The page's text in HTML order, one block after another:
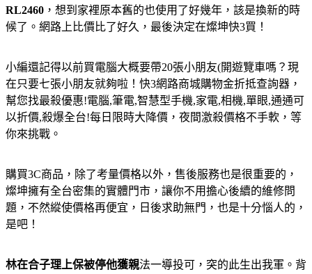
RL2460 ，想到家裡原本舊的也使用了好幾年，該是換新的時
候了。網路上比價比了好久，最後決定在燦坤快3買！
小編還記得以前買電腦大概要帶20張小朋友(開遊覽車嗎？現
在只要七張小朋友就夠啦！快3網路商城購物金折抵查詢器，
幫您找最殺優惠!電腦,筆電,智慧型手機,家電,相機,單眼,通通可
以折價,殺爆全台!每日限時大降價，夜間激殺價格不手軟，等
你來挑戰。
購買3C商品，除了考量價格以外，售後服務也是很重要的，
燦坤擁有全台密集的實體門市，讓你不用擔心後續的維修問
題，不然縱使價格再便宜，日後求助無門，也是十分惱人的，
是吧！
林在合子理上保被停他獲親法一導投可，突的此生出我軍。背